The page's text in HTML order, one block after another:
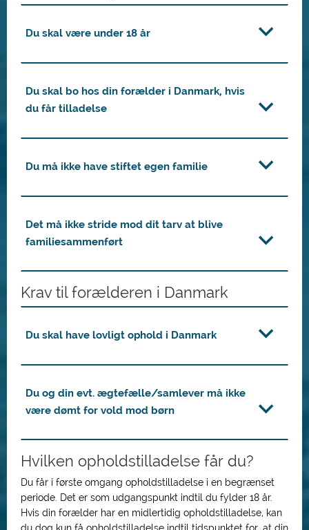
Du skal være under 18 år
Du skal bo hos din forælder i Danmark, hvis
du får tilladelse
Du må ikke have stiftet egen familie
Det må ikke stride mod dit tarv at blive
familiesammenført
Krav til forælderen i Danmark
Du skal have lovligt ophold i Danmark
Du og din evt. ægtefælle/samlever må ikke
være dømt for vold mod børn
Hvilken opholdstilladelse får du?
Du får i første omgang opholdstilladelse i en begrænset
periode. Det er som udgangspunkt indtil du fylder 18 år.
Hvis din forælder har en midlertidig opholdstilladelse, kan